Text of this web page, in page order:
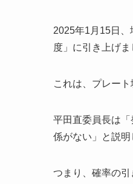
2025年1月15日
度」に引き上げま
これは、プレー
平田直委員長は
係がない」と説明
つまり、確率の